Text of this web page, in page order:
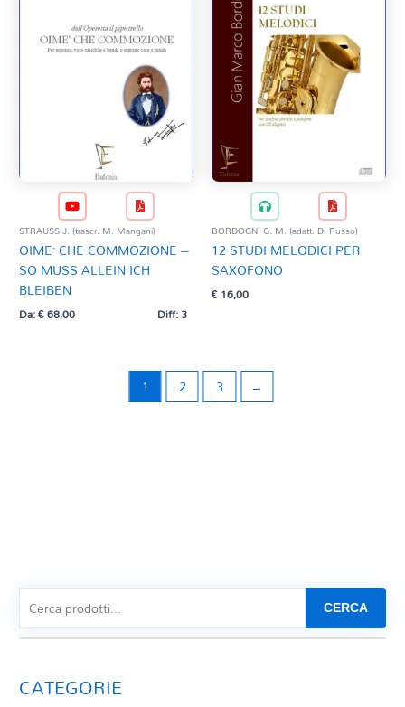
STRAUSS J. (trascr. M. Mangani)
OIME’ CHE COMMOZIONE –
SO MUSS ALLEIN ICH
BLEIBEN
Da:€68,00 Diff: 3
BORDOGNI G. M. (adatt. D. Russo)
12 STUDI MELODICI PER
SAXOFONO
€16,00
1 2 3 →
CERCA
CATEGORIE